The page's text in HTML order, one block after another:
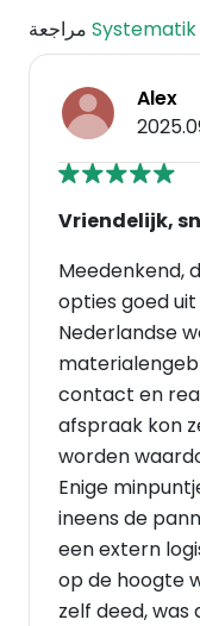
Systematik
Alex
Vriendelijk,
Meedenkend,
opties goed
Nederlandse
contact en
afspraak kon
worden
Enige
ineens de
een extern
op de hoogte
zelf deed, was